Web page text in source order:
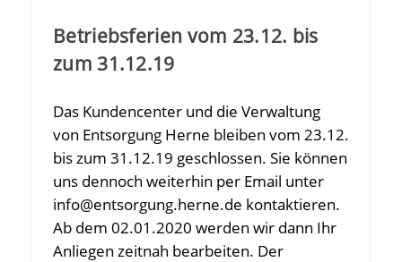
Betriebsferien vom 23.12. bis
zum 31.12.19
Das Kundencenter und die Verwaltung
von Entsorgung Herne bleiben vom 23.12.
bis zum 31.12.19 geschlossen. Sie können
uns dennoch weiterhin per Email unter
info@entsorgung.herne.de kontaktieren.
Ab dem 02.01.2020 werden wir dann Ihr
Anliegen zeitnah bearbeiten. Der